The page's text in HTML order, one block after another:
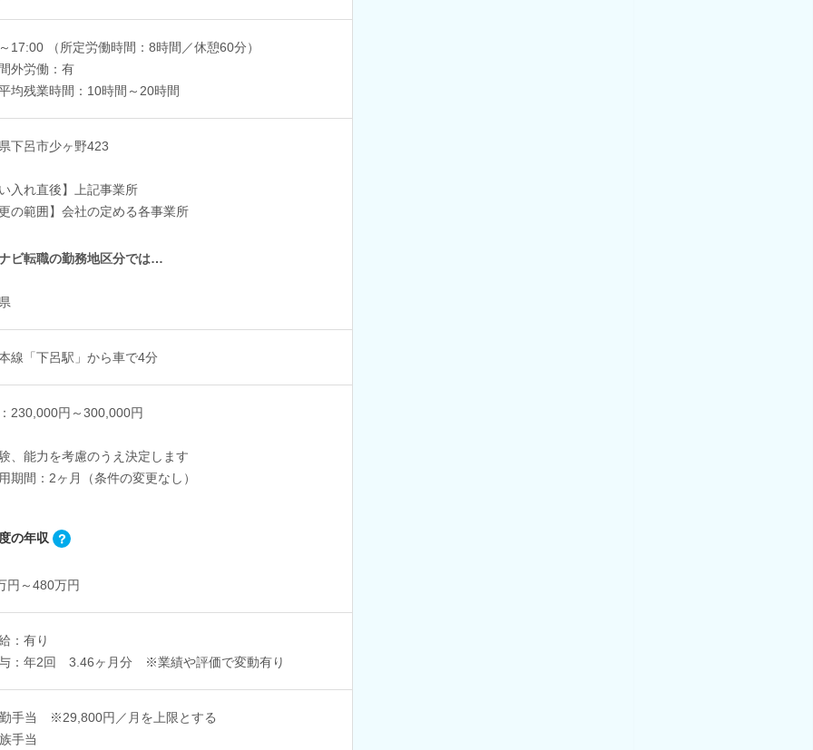
17:00 （所定労働時間：8時間／休憩60分）
外労働：有
均残業時間：10時間～20時間
下呂市少ヶ野423
入れ直後】上記事業所
の範囲】会社の定める各事業所
ビ転職の勤務地区分では…
線「下呂駅」から車で4分
230,000円～300,000円
、能力を考慮のうえ決定します
期間：2ヶ月（条件の変更なし）
の年収
円～480万円
：有り
：年2回 3.46ヶ月分 ※業績や評価で変動有り
手当 ※29,800円／月を上限とする
手当